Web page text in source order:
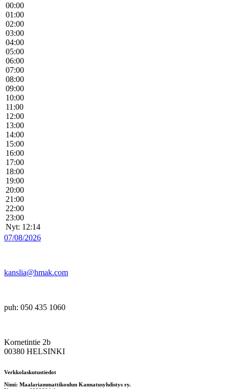
00:00
01:00
02:00
03:00
04:00
05:00
06:00
07:00
08:00
09:00
10:00
11:00
12:00
13:00
14:00
15:00
16:00
17:00
18:00
19:00
20:00
21:00
22:00
23:00
Nyt: 12:14
07/08/2026
kanslia@hmak.com
puh: 050 435 1060
Kornetintie 2b
00380 HELSINKI
Verkkolaskutustiedot
Nimi: Maalariammattikoulun Kannatusyhdistys ry.